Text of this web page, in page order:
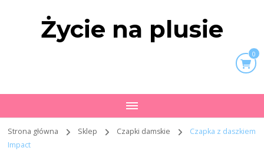
Życie na plusie
0
Strona główna Sklep Czapki damskie
Czapka z daszkiem
Impact